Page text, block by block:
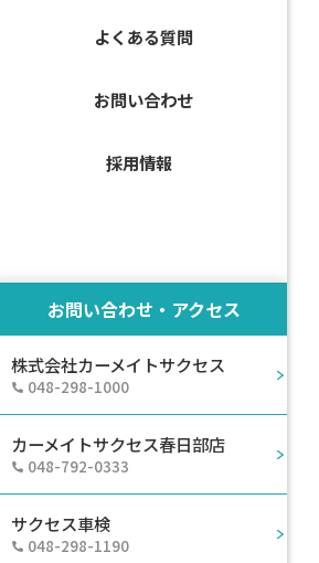
よくある質問
お問い合わせ
採用情報
お問い合わせ・アクセス
株式会社カーメイトサクセス
048-298-1000
カーメイトサクセス春日部店
048-792-0333
サクセス車検
048-298-1190